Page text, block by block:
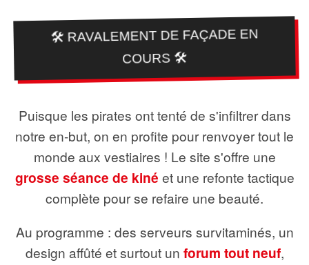
🛠️ RAVALEMENT DE FAÇADE EN
COURS 🛠️
Puisque les pirates ont tenté de s'infiltrer dans
notre en-but, on en profite pour renvoyer tout le
monde aux vestiaires ! Le site s'offre une
grosse séance de kiné et une refonte tactique
complète pour se refaire une beauté.
Au programme : des serveurs survitaminés, un
design affûté et surtout un forum tout neuf,